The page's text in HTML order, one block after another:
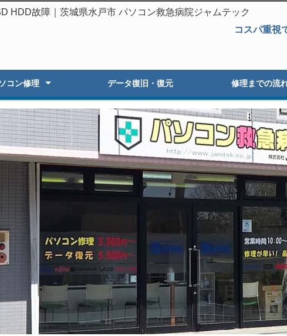
HDD故障｜茨城県水戸市 パソコン救急病院ジャムテック
コスパ重視
コン修理
いPC修理
高速化
トアップ
・表示不良
グレード
PC製作・販売
トラブル
データ復旧・復元 修理までの流